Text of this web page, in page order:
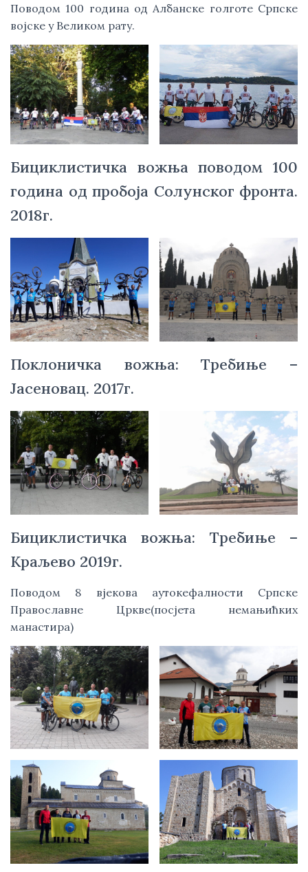
Поводом 100 година од Албанске голготе Српске
војске у Великом рату.
Бициклистичка вожња поводом 100
година од пробоја Солунског фронта.
2018г.
Поклоничка вожња: Требиње –
Јасеновац. 2017г.
Бициклистичка вожња: Требиње –
Краљево 2019г.
Поводом 8 вјекова аутокефалности Српске
Православне Цркве(посјета немањићких
манастира)